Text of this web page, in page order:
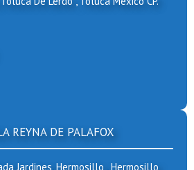
REYNA DE PALAFOX
Jardines, Hermosillo , Hermosillo